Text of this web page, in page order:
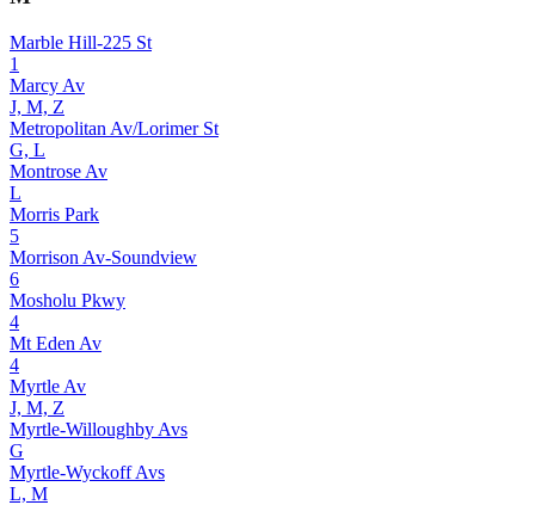
Marble Hill-225 St
1
Marcy Av
J, M, Z
Metropolitan Av/Lorimer St
G, L
Montrose Av
L
Morris Park
5
Morrison Av-Soundview
6
Mosholu Pkwy
4
Mt Eden Av
4
Myrtle Av
J, M, Z
Myrtle-Willoughby Avs
G
Myrtle-Wyckoff Avs
L, M